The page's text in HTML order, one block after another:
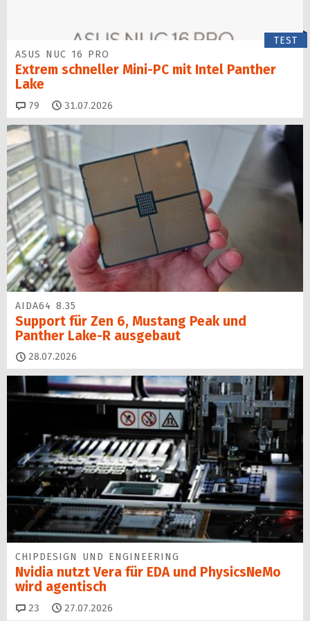
TEST
ASUS NUC 16 PRO
Extrem schneller Mini-PC mit Intel Panther
Lake
79 Kommentare
31.07.2026
AIDA64 8.35
Support für Zen 6, Mustang Peak und
Panther Lake-R ausgebaut
28.07.2026
CHIPDESIGN UND ENGINEERING
Nvidia nutzt Vera für EDA und PhysicsNeMo
wird agentisch
23 Kommentare
27.07.2026